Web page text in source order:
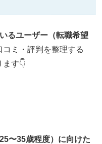
るユーザー（転職希望
ミ・評判を整理する
す👇
〜35歳程度）に向けた